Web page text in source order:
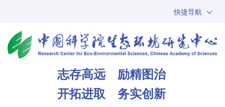
快捷导航
ARP
邮箱
志存高远 励精图治
开拓进取 务实创新